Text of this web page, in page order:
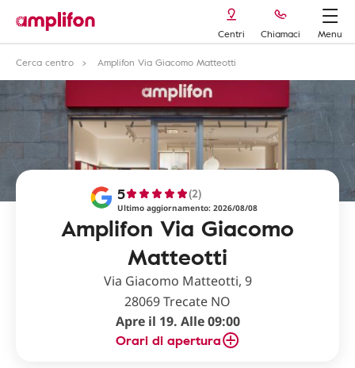
Centri Chiamaci
Menu
Cerca centro
Amplifon Via Giacomo Matteotti
Amplifon Via Giacomo
Matteotti
5 (2)
Ultimo aggiornamento: 2026/08/08
Via Giacomo Matteotti, 9
28069 Trecate NO
Apre il 19. Alle 09:00
Orari di apertura